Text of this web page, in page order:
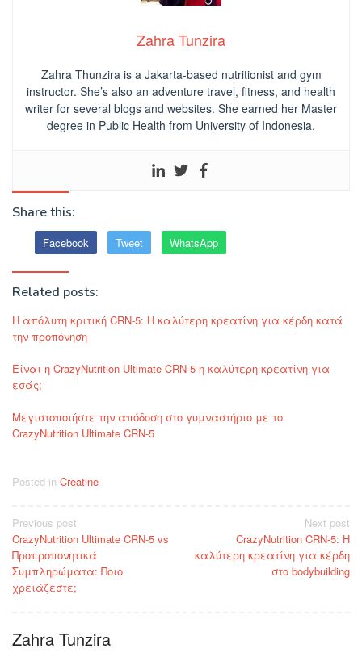
Zahra Tunzira
Zahra Thunzira is a Jakarta-based nutritionist and gym
instructor. She’s also an adventure travel, fitness, and health
writer for several blogs and websites. She earned her Master
degree in Public Health from University of Indonesia.
Share this:
Facebook Tweet WhatsApp
Related posts:
Η απόλυτη κριτική CRN-5: Η καλύτερη κρεατίνη για κέρδη κατά
την προπόνηση
Είναι η CrazyNutrition Ultimate CRN-5 η καλύτερη κρεατίνη για
εσάς;
Μεγιστοποιήστε την απόδοση στο γυμναστήριο με το
CrazyNutrition Ultimate CRN-5
Posted in Creatine
Post
navigation
Previous post
CrazyNutrition Ultimate CRN-5 vs
Προπροπονητικά
Συμπληρώματα: Ποιο
χρειάζεστε;
Next post
CrazyNutrition CRN-5: Η
καλύτερη κρεατίνη για κέρδη
στο bodybuilding
Zahra Tunzira